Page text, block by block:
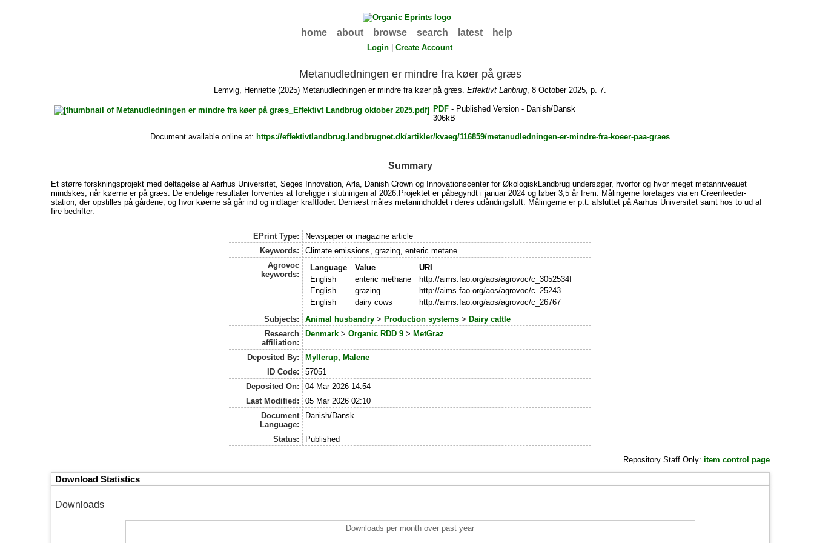
home about browse search latest help
Login |Create Account
Metanudledningen er mindre fra køer på græs
Lemvig, Henriette (2025) Metanudledningen er mindre fra køer på græs.Effektivt Lanbrug, 8 October 2025, p. 7.
PDF- Published Version - Danish/Dansk
306kB
Document available online at: https://effektivtlandbrug.landbrugnet.dk/artikler/kvaeg/116859/metanudledningen-er-mindre-fra-koeer-paa-graes
Summary
Et større forskningsprojekt med deltagelse af Aarhus Universitet, Seges Innovation, Arla, Danish Crown og Innovationscenter for ØkologiskLandbrug undersøger, hvorfor og hvor meget metanniveauet
mindskes, når køerne er på græs. De endelige resultater forventes at foreligge i slutningen af 2026.Projektet er påbegyndt i januar 2024 og løber 3,5 år frem. Målingerne foretages via en Greenfeeder-
station, der opstilles på gårdene, og hvor køerne så går ind og indtager kraftfoder. Dernæst måles metanindholdet i deres udåndingsluft. Målingerne er p.t. afsluttet på Aarhus Universitet samt hos to ud af
fire bedrifter.
EPrint Type:
Newspaper or magazine article
Keywords:
Climate emissions, grazing, enteric metane
Agrovoc
keywords:
Language Value
URI
English
enteric methane
http://aims.fao.org/aos/agrovoc/c_3052534f
English
grazing
http://aims.fao.org/aos/agrovoc/c_25243
English
dairy cows
http://aims.fao.org/aos/agrovoc/c_26767
Subjects:
Animal husbandry> Production systems> Dairy cattle
Research
affiliation:
Denmark> Organic RDD 9> MetGraz
Deposited By:
Myllerup, Malene
ID Code:
57051
Deposited On:
04 Mar 2026 14:54
Last Modified:
05 Mar 2026 02:10
Document
Language:
Danish/Dansk
Status: Published
Repository Staff Only: item control page
Download Statistics
Downloads
Downloads per month over past year